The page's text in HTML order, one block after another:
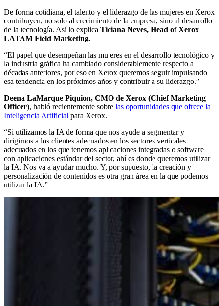
De forma cotidiana, el talento y el liderazgo de las mujeres en Xerox
contribuyen, no solo al crecimiento de la empresa, sino al desarrollo
de la tecnología. Así lo explica Ticiana Neves, Head of Xerox
LATAM Field Marketing.
“El papel que desempeñan las mujeres en el desarrollo tecnológico y
la industria gráfica ha cambiado considerablemente respecto a
décadas anteriores, por eso en Xerox queremos seguir impulsando
esa tendencia en los próximos años y contribuir a su liderazgo.”
Deena LaMarque Piquion, CMO de Xerox (Chief Marketing
Officer), habló recientemente sobre las oportunidades que ofrece la
Inteligencia Artificial para Xerox.
“Si utilizamos la IA de forma que nos ayude a segmentar y
dirigirnos a los clientes adecuados en los sectores verticales
adecuados en los que tenemos aplicaciones integradas o software
con aplicaciones estándar del sector, ahí es donde queremos utilizar
la IA. Nos va a ayudar mucho. Y, por supuesto, la creación y
personalización de contenidos es otra gran área en la que podemos
utilizar la IA.”